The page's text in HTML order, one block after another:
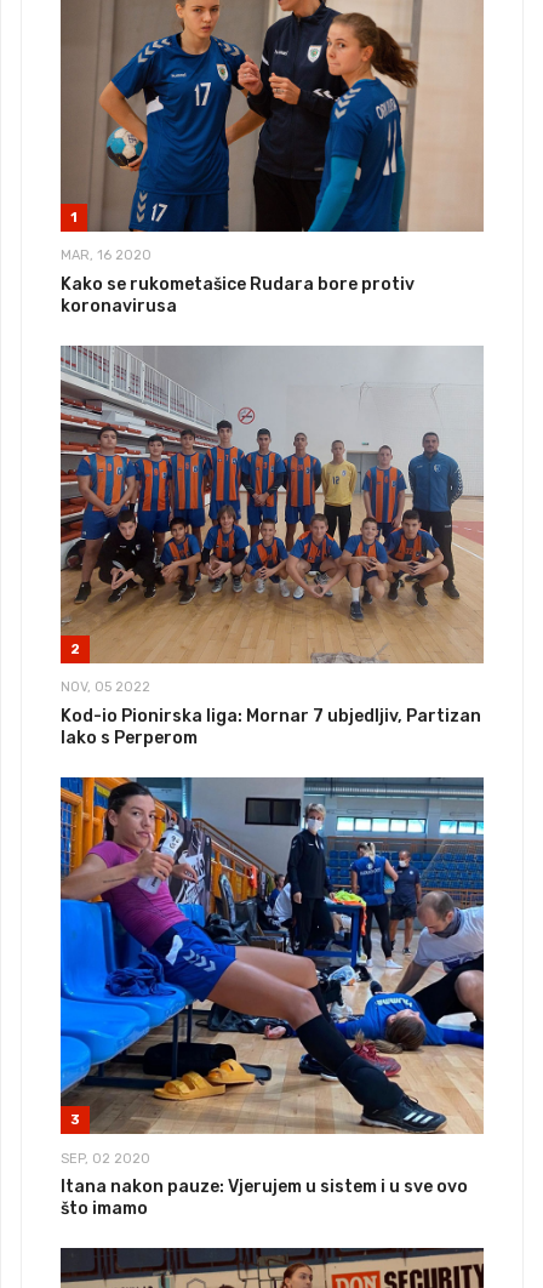
1
MAR, 16 2020
Kako se rukometašice Rudara bore protiv
koronavirusa
2
NOV, 05 2022
Kod-io Pionirska liga: Mornar 7 ubjedljiv, Partizan
lako s Perperom
3
SEP, 02 2020
Itana nakon pauze: Vjerujem u sistem i u sve ovo
što imamo